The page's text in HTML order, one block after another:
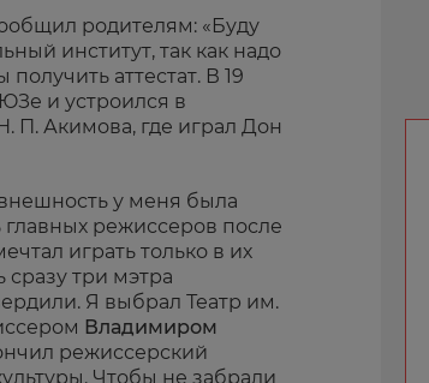
родителям: «Буду
институт, так как надо
аттестат. В 19
и устроился в
П. Акимова, где играл Дон
у меня была
режиссеров после
играть только в их
сразу три мэтра
Я выбрал Театр им.
Владимиром
режиссерский
Чтобы не забрали